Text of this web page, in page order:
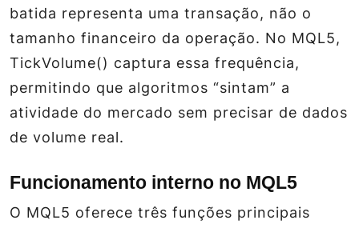
batida representa uma transação, não o
tamanho financeiro da operação. No MQL5,
TickVolume() captura essa frequência,
permitindo que algoritmos “sintam” a
atividade do mercado sem precisar de dados
de volume real.
Funcionamento interno no MQL5
O MQL5 oferece três funções principais